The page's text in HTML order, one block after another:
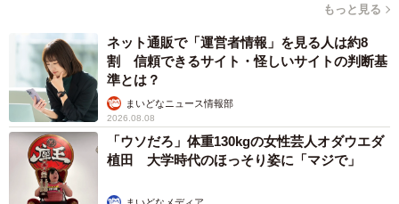
もっと見る
ネット通販で「運営者情報」を見る人は約8
割 信頼できるサイト・怪しいサイトの判断基
準とは？
まいどなニュース情報部
2026.08.08
「ウソだろ」体重130kgの女性芸人オダウエダ
植田 大学時代のほっそり姿に「マジで」